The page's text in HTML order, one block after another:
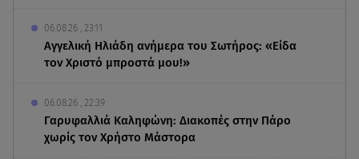
06.08.26 , 23:11
Αγγελική Ηλιάδη ανήμερα του Σωτήρος: «Είδα
τον Χριστό μπροστά μου!»
06.08.26 , 22:39
Γαρυφαλλιά Καληφώνη: Διακοπές στην Πάρο
χωρίς τον Χρήστο Μάστορα